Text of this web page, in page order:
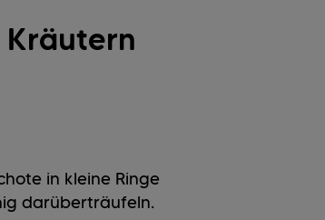
in kleine Ringe
darüberträufeln.